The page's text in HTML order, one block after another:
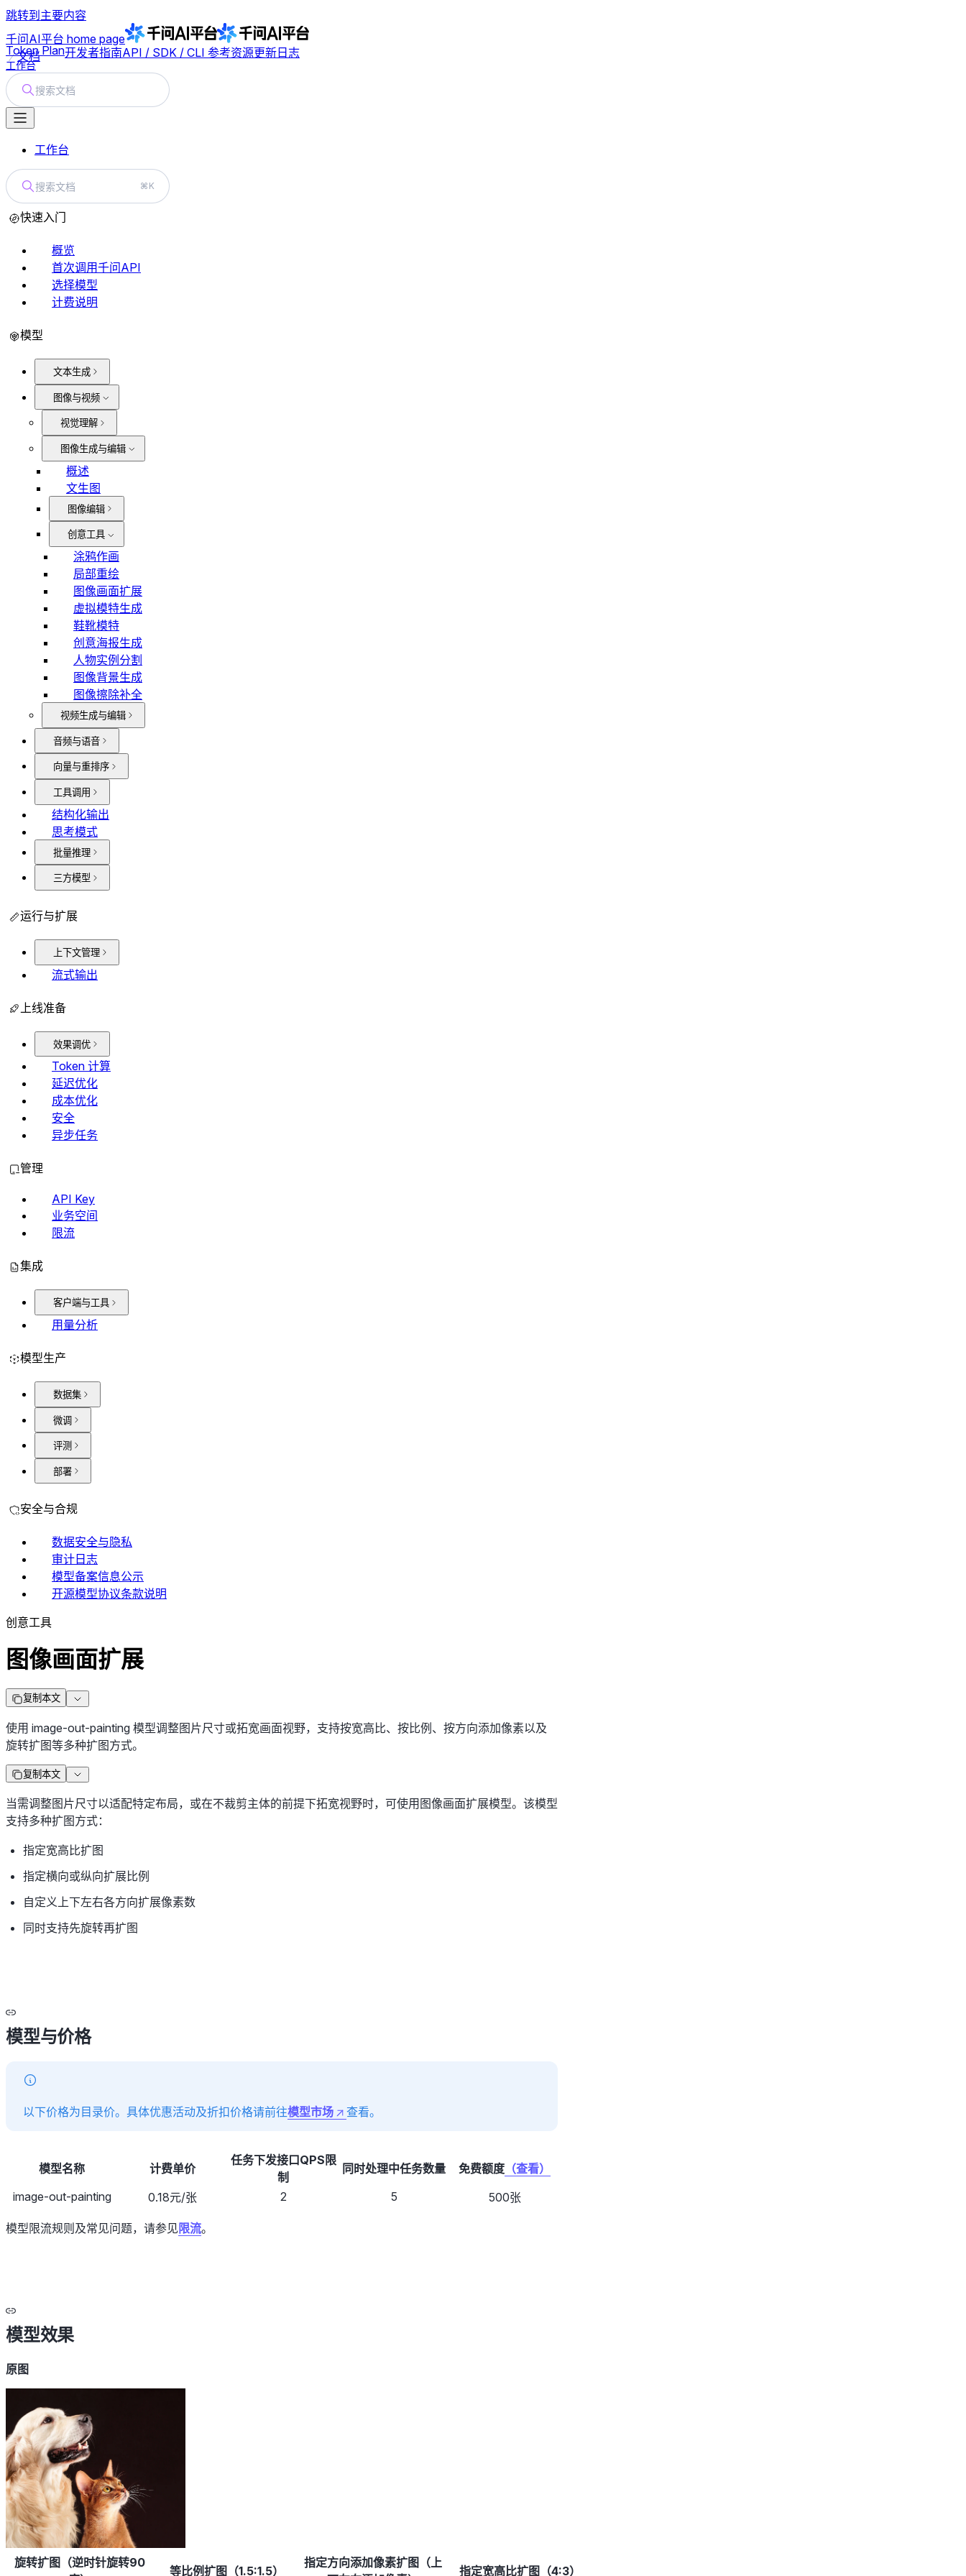
跳转到主要内容
千问AI平台 home page
文档
Token Plan开发者指南API / SDK / CLI 参考资源更新日志
工作台
搜索文档
工作台
搜索文档 ⌘K
快速入门
概览
首次调用千问API
选择模型
计费说明
模型
文本生成
图像与视频
视觉理解
图像生成与编辑
概述
文生图
图像编辑
创意工具
涂鸦作画
局部重绘
图像画面扩展
虚拟模特生成
鞋靴模特
创意海报生成
人物实例分割
图像背景生成
图像擦除补全
视频生成与编辑
音频与语音
向量与重排序
工具调用
结构化输出
思考模式
批量推理
三方模型
运行与扩展
上下文管理
流式输出
上线准备
效果调优
Token 计算
延迟优化
成本优化
安全
异步任务
管理
API Key
业务空间
限流
集成
客户端与工具
用量分析
模型生产
数据集
微调
评测
部署
安全与合规
数据安全与隐私
审计日志
模型备案信息公示
开源模型协议条款说明
创意工具
图像画面扩展
复制本文
使用 image-out-painting 模型调整图片尺寸或拓宽画面视野，支持按宽高比、按比例、按方向添加像素以及
旋转扩图等多种扩图方式。
复制本文
当需调整图片尺寸以适配特定布局，或在不裁剪主体的前提下拓宽视野时，可使用图像画面扩展模型。该模型
支持多种扩图方式：
指定宽高比扩图
指定横向或纵向扩展比例
自定义上下左右各方向扩展像素数
同时支持先旋转再扩图
模型与价格
以下价格为目录价。具体优惠活动及折扣价格请前往模型市场 查看。
模型名称 计费单价
任务下发接口QPS限
制
同时处理中任务数量 免费额度 （查看）
image-out-painting
0.18元/张 2 5 500张
模型限流规则及常见问题，请参见 限流。
模型效果
原图
旋转扩图（逆时针旋转90
等比例扩图（1.5:1.5）
指定方向添加像素扩图（上
指定宽高比扩图（4:3）